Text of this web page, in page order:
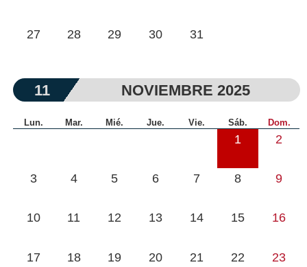
27 28 29 30 31
11 NOVIEMBRE 2025
Lun. Mar. Mié. Jue. Vie. Sáb. Dom.
1 2
3 4 5 6 7 8 9
10 11 12 13 14 15 16
17 18 19 20 21 22 23